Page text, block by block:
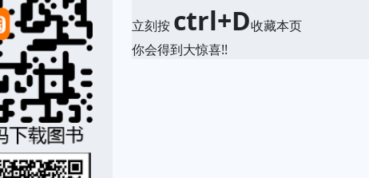
立刻按 ctrl+D收藏本页
你会得到大惊喜!!